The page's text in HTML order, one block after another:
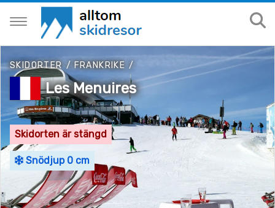
SKIDORTER /FRANKRIKE /
Les Menuires
Skidorten är stängd
Snödjup 0 cm